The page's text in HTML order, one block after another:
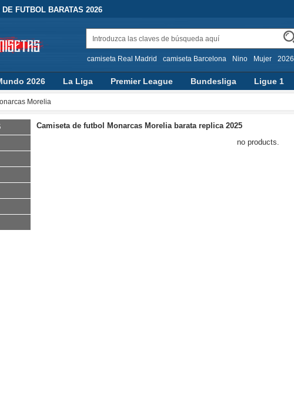
FUTBOL BARATAS 2026
camiseta Real Madrid camiseta Barcelona Nino Mujer 2026
2026 La Liga Premier League Bundesliga Ligue 1
Morelia
Camiseta de futbol Monarcas Morelia barata replica 2025
no products.